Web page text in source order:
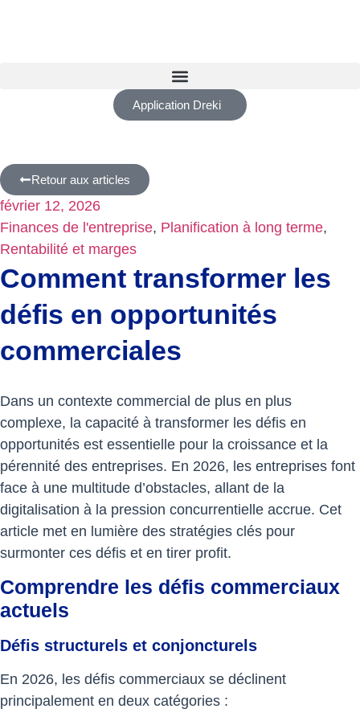
Application Dreki
Retour aux articles
février 12, 2026
Finances de l'entreprise, Planification à long terme,
Rentabilité et marges
Comment transformer les
défis en opportunités
commerciales
Dans un contexte commercial de plus en plus
complexe, la capacité à transformer les défis en
opportunités est essentielle pour la croissance et la
pérennité des entreprises. En 2026, les entreprises font
face à une multitude d’obstacles, allant de la
digitalisation à la pression concurrentielle accrue. Cet
article met en lumière des stratégies clés pour
surmonter ces défis et en tirer profit.
Comprendre les défis commerciaux
actuels
Défis structurels et conjoncturels
En 2026, les défis commerciaux se déclinent
principalement en deux catégories :